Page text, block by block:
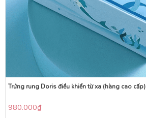
Trứng rung Doris điều khiển từ xa (hàng cao cấp)
980.000₫